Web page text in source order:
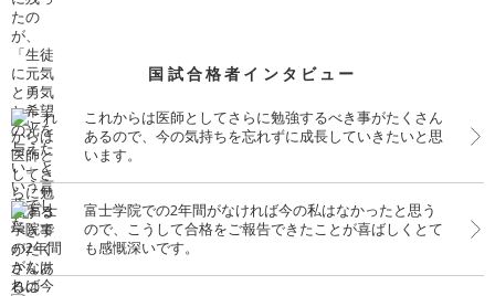
国試合格者インタビュー
これからは医師としてさらに勉強するべき事がたくさん
あるので、今の気持ちを忘れずに成長していきたいと思
います。
富士学院での2年間がなければ今の私はなかったと思う
ので、こうして合格をご報告できたことが喜ばしくとて
も感慨深いです。